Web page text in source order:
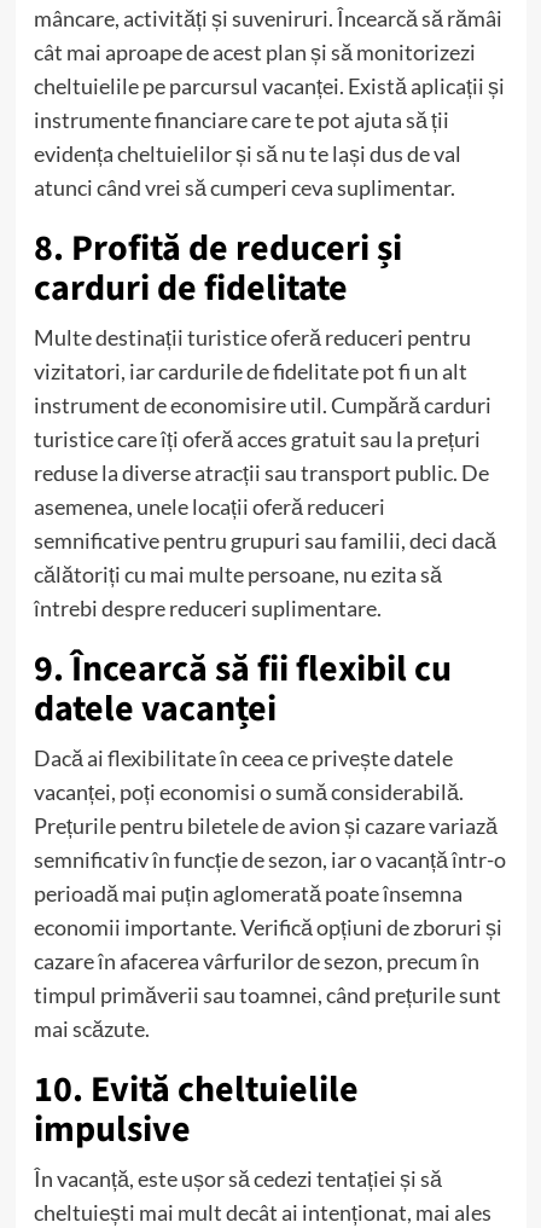
mâncare, activități și suveniruri. Încearcă să rămâi
cât mai aproape de acest plan și să monitorizezi
cheltuielile pe parcursul vacanței. Există aplicații și
instrumente financiare care te pot ajuta să ții
evidența cheltuielilor și să nu te lași dus de val
atunci când vrei să cumperi ceva suplimentar.
8. Profită de reduceri și
carduri de fidelitate
Multe destinații turistice oferă reduceri pentru
vizitatori, iar cardurile de fidelitate pot fi un alt
instrument de economisire util. Cumpără carduri
turistice care îți oferă acces gratuit sau la prețuri
reduse la diverse atracții sau transport public. De
asemenea, unele locații oferă reduceri
semnificative pentru grupuri sau familii, deci dacă
călătoriți cu mai multe persoane, nu ezita să
întrebi despre reduceri suplimentare.
9. Încearcă să fii flexibil cu
datele vacanței
Dacă ai flexibilitate în ceea ce privește datele
vacanței, poți economisi o sumă considerabilă.
Prețurile pentru biletele de avion și cazare variază
semnificativ în funcție de sezon, iar o vacanță într-o
perioadă mai puțin aglomerată poate însemna
economii importante. Verifică opțiuni de zboruri și
cazare în afacerea vârfurilor de sezon, precum în
timpul primăverii sau toamnei, când prețurile sunt
mai scăzute.
10. Evită cheltuielile
impulsive
În vacanță, este ușor să cedezi tentației și să
cheltuiești mai mult decât ai intenționat, mai ales